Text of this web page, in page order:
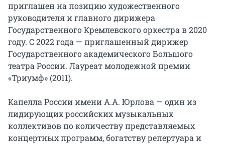
приглашен на позицию художественного
руководителя и главного дирижера
Государственного Кремлевского оркестра в 2020
году. С 2022 года — приглашенный дирижер
Государственного академического Большого
театра России. Лауреат молодежной премии
«Триумф» (2011).
Капелла России имени А.А. Юрлова — один из
лидирующих российских музыкальных
коллективов по количеству представляемых
концертных программ, богатству репертуара и